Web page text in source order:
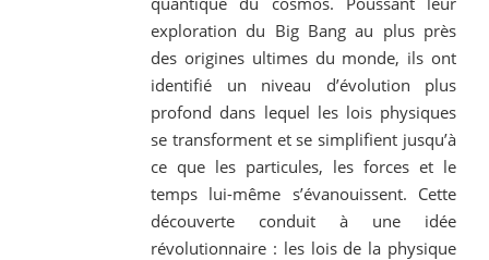
exploration du Big Bang au plus près
des origines ultimes du monde, ils ont
identifié un niveau d’évolution plus
profond dans lequel les lois physiques
se transforment et se simplifient jusqu’à
ce que les particules, les forces et le
temps lui-même s’évanouissent. Cette
découverte conduit à une idée
révolutionnaire : les lois de la physique